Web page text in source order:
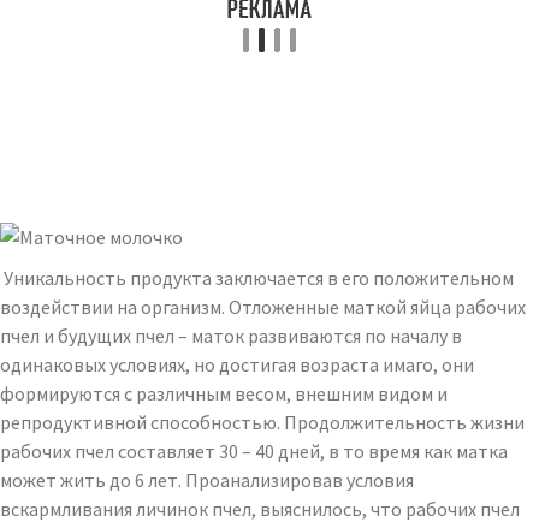
Уникальность продукта заключается в его положительном
воздействии на организм. Отложенные маткой яйца рабочих
пчел и будущих пчел – маток развиваются по началу в
одинаковых условиях, но достигая возраста имаго, они
формируются с различным весом, внешним видом и
репродуктивной способностью. Продолжительность жизни
рабочих пчел составляет 30 – 40 дней, в то время как матка
может жить до 6 лет. Проанализировав условия
вскармливания личинок пчел, выяснилось, что рабочих пчел